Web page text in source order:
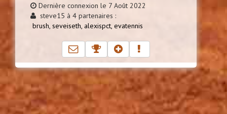
Dernière connexion le 7 Août 2022
steve15 à 4 partenaires :
brush, seveiseth, alexispct, evatennis